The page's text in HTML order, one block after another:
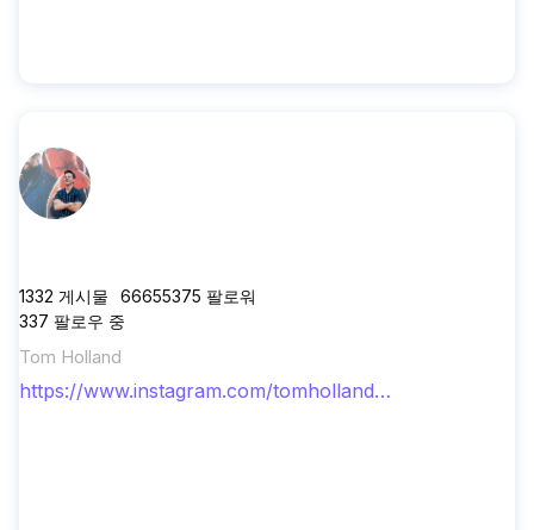
1332 게시물 66655375 팔로워
337 팔로우 중
Tom Holland
https://www.instagram.com/tomholland2